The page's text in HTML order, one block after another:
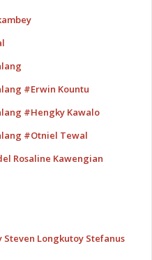
#Erwin Kountu
#Hengky Kawalo
#Otniel Tewal
Rosaline Kawengian
Longkutoy Stefanus